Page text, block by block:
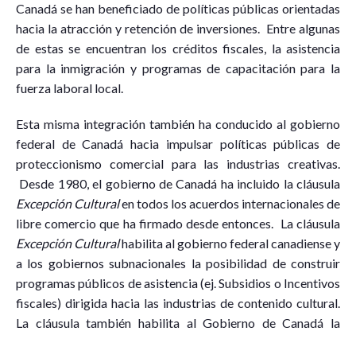
Canadá se han beneficiado de políticas públicas orientadas
hacia la atracción y retención de inversiones. Entre algunas
de estas se encuentran los créditos fiscales, la asistencia
para la inmigración y programas de capacitación para la
fuerza laboral local.
Esta misma integración también ha conducido al gobierno
federal de Canadá hacia impulsar políticas públicas de
proteccionismo comercial para las industrias creativas.
Desde 1980, el gobierno de Canadá ha incluido la cláusula
Excepción Culturalen todos los acuerdos internacionales de
libre comercio que ha firmado desde entonces. La cláusula
Excepción Culturalhabilita al gobierno federal canadiense y
a los gobiernos subnacionales la posibilidad de construir
programas públicos de asistencia (ej. Subsidios o Incentivos
fiscales) dirigida hacia las industrias de contenido cultural.
La cláusula también habilita al Gobierno de Canadá la